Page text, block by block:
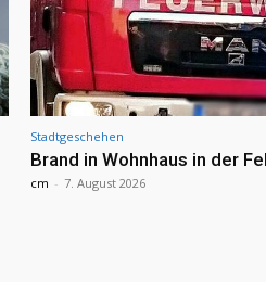
Stadtgeschehen
Brand in Wohnhaus in der
cm - 7. August 2026